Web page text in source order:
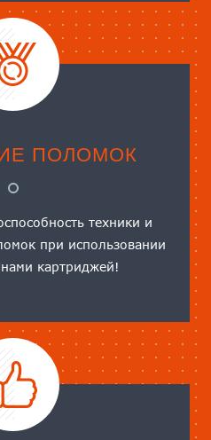
ПОЛОМОК
техники и
при использовании
картриджей!